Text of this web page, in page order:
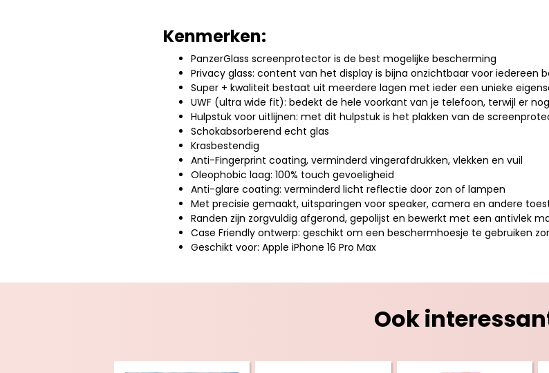
Kenmerken:
PanzerGlass screenprotector is de best mogelijke bescherming
Privacy glass: content van het display is bijna onzichtbaar voor iedereen
Super + kwaliteit bestaat uit meerdere lagen met ieder een unieke
UWF (ultra wide fit): bedekt de hele voorkant van je telefoon, terwijl er
Hulpstuk voor uitlijnen: met dit hulpstuk is het plakken van de
Schokabsorberend echt glas
Krasbestendig
Anti-Fingerprint coating, verminderd vingerafdrukken, vlekken en vuil
Oleophobic laag: 100% touch gevoeligheid
Anti-glare coating: verminderd licht reflectie door zon of lampen
Met precisie gemaakt, uitsparingen voor speaker, camera en andere
Randen zijn zorgvuldig afgerond, gepolijst en bewerkt met een antivlek
Case Friendly ontwerp: geschikt om een beschermhoesje te gebruiken
Geschikt voor: Apple iPhone 16 Pro Max
Ook